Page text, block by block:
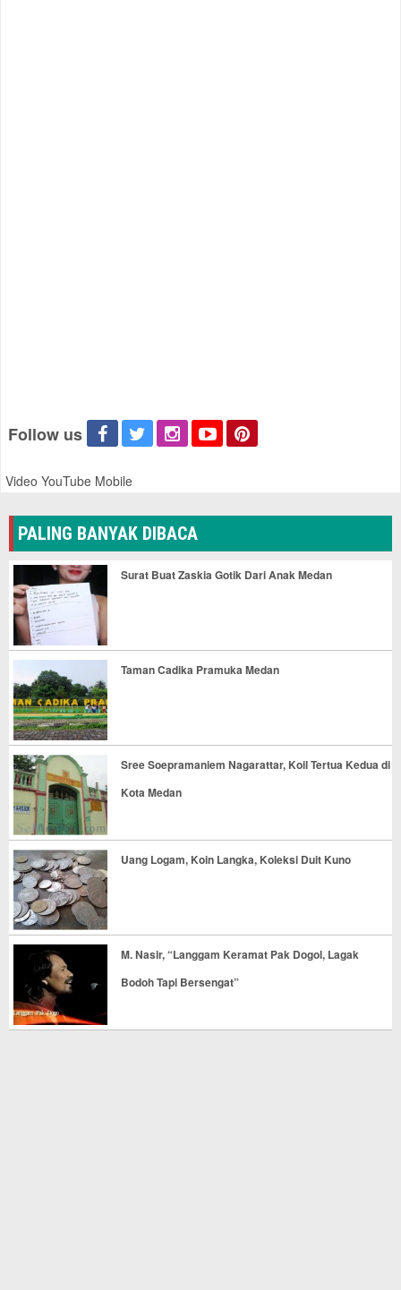
Follow us
Video YouTube Mobile
PALING BANYAK DIBACA
Surat Buat Zaskia Gotik Dari Anak Medan
Taman Cadika Pramuka Medan
Sree Soepramaniem Nagarattar, Koil Tertua Kedua di
Kota Medan
Uang Logam, Koin Langka, Koleksi Duit Kuno
M. Nasir, “Langgam Keramat Pak Dogol, Lagak
Bodoh Tapi Bersengat”